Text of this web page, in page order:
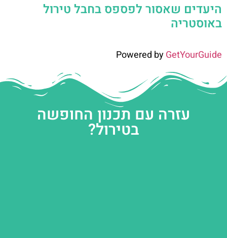
היעדים שאסור לפספס בחבל טירול
באוסטריה
Powered byGetYourGuide
עזרה עם תכנון החופשה
בטירול?